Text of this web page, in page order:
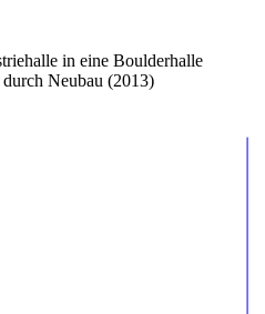
in eine Boulderhalle
Neubau (2013)